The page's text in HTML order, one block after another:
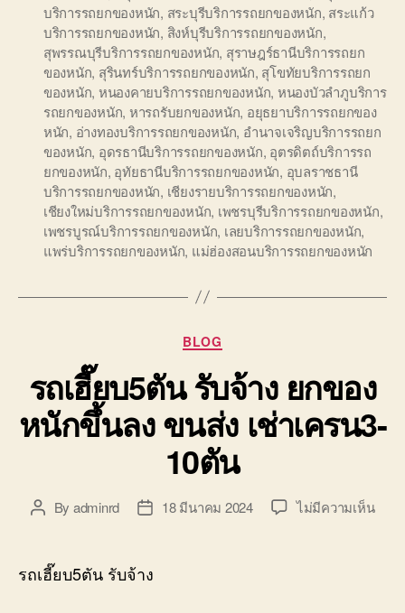
บริการรถยกของหนัก, สระบุรีบริการรถยกของหนัก, สระแก้ว
บริการรถยกของหนัก, สิงห์บุรีบริการรถยกของหนัก,
สุพรรณบุรีบริการรถยกของหนัก, สุราษฎร์ธานีบริการรถยก
ของหนัก, สุรินทร์บริการรถยกของหนัก, สุโขทัยบริการรถยก
ของหนัก, หนองคายบริการรถยกของหนัก, หนองบัวลำภูบริการ
รถยกของหนัก, หารถรับยกของหนัก, อยุธยาบริการรถยกของ
หนัก, อ่างทองบริการรถยกของหนัก, อำนาจเจริญบริการรถยก
ของหนัก, อุดรธานีบริการรถยกของหนัก, อุตรดิตถ์บริการรถ
ยกของหนัก, อุทัยธานีบริการรถยกของหนัก, อุบลราชธานี
บริการรถยกของหนัก, เชียงรายบริการรถยกของหนัก,
เชียงใหม่บริการรถยกของหนัก, เพชรบุรีบริการรถยกของหนัก,
เพชรบูรณ์บริการรถยกของหนัก, เลยบริการรถยกของหนัก,
แพร่บริการรถยกของหนัก, แม่ฮ่องสอนบริการรถยกของหนัก
Categories
BLOG
รถเฮี๊ยบ5ตัน รับจ้าง ยกของ
หนักขึ้นลง ขนส่ง เช่าเครน3-
10ตัน
PostBy adminrd
Post18 มีนาคม 2024 ไม่มีความเห็นบน
รถเฮี๊ยบ5ตัน รับจ้าง